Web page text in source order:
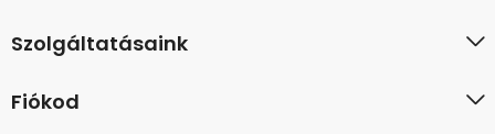
Szolgáltatásaink
Fiókod